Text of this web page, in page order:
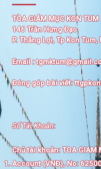
TÒA GIÁM MỤC KON TUM
146 Trần Hưng Đạo
P. Thắng Lợi, Tp Kon Tum,
Email :
Đóng góp bài viết:
Số Tài Khoản:
Chủ tài khoản:TOA GIAM
Account (VNĐ), No: